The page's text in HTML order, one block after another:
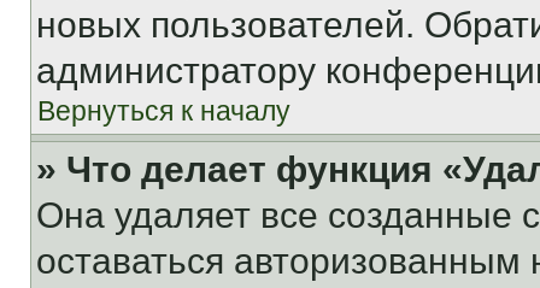
новых пользователей.
администратору
Вернуться к началу
» Что делает функция
Она удаляет все созданные
оставаться